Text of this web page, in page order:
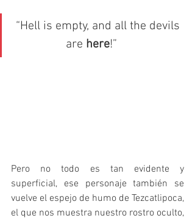
“Hell is empty, and all the devils
are here!”
Pero no todo es tan evidente y
superficial, ese personaje también se
vuelve el espejo de humo de Tezcatlipoca,
el que nos muestra nuestro rostro oculto,